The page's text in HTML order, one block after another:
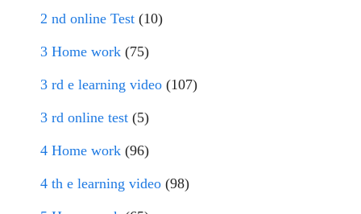
2 nd online Test (10)
3 Home work (75)
3 rd e learning video (107)
3 rd online test (5)
4 Home work (96)
4 th e learning video (98)